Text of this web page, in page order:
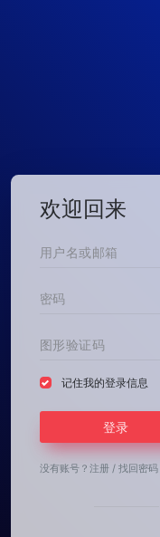
欢迎回来
记住我的登录信息
登录
没有账号？ 注册 / 找回密码